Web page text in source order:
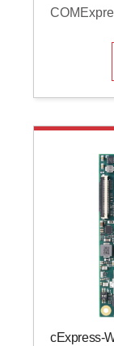
cExpress-